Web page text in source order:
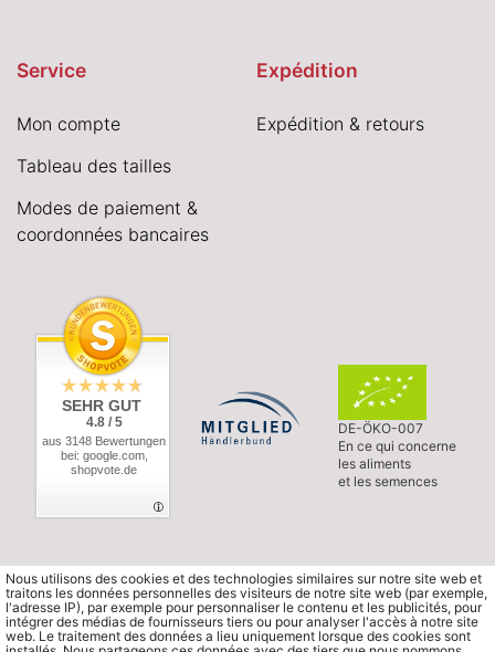
Service
Mon compte
Tableau des tailles
Modes de paiement &
coordonnées bancaires
Expédition
Expédition & retours
SEHR GUT
4.8 / 5
aus 3148 Bewertungen
bei: google.com,
shopvote.de
DE-ÖKO-007
En ce qui concerne
les aliments
et les semences
Nous utilisons des cookies et des technologies similaires sur notre site web et
traitons les données personnelles des visiteurs de notre site web (par exemple,
l'adresse IP), par exemple pour personnaliser le contenu et les publicités, pour
intégrer des médias de fournisseurs tiers ou pour analyser l'accès à notre site
web. Le traitement des données a lieu uniquement lorsque des cookies sont